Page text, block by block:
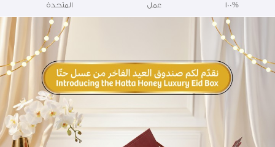
%100
عمل
المتحدة